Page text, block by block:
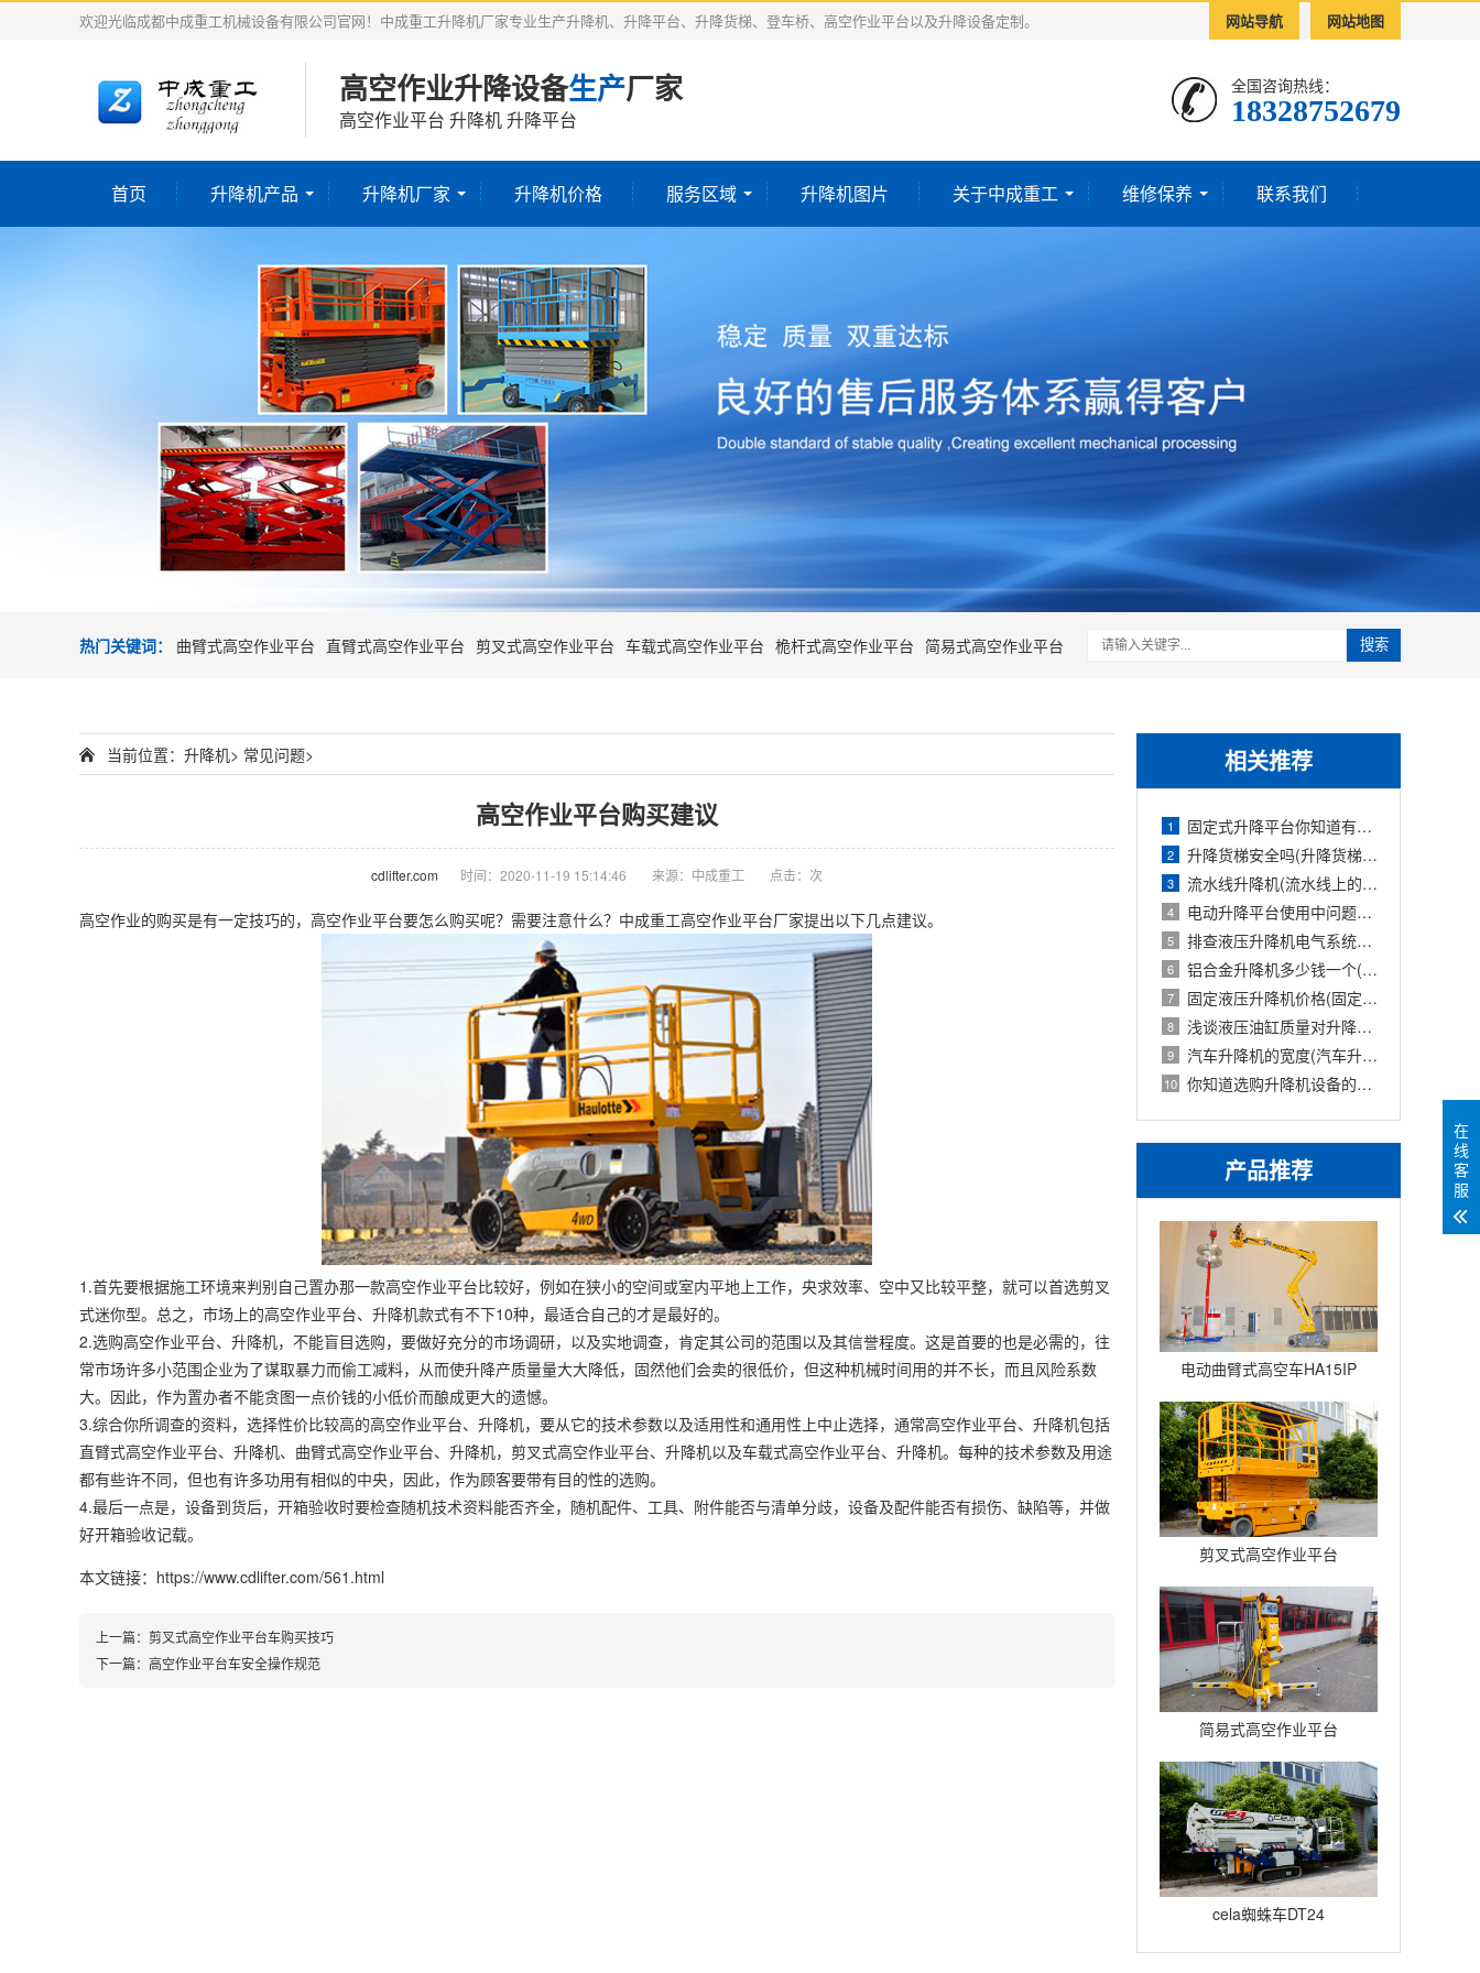
网站导航 网站地图
欢迎光临成都中成重工机械设备有限公司官网！中成重工升降机厂家专业生产升降机、升降平台、升降货梯、登车桥、高空作业平台以及升降设备定制。
高空作业升降设备生产厂家
高空作业平台 升降机 升降平台
全国咨询热线：
18328752679‬
首页 升降机产品 升降机厂家 升降机价格 服务区域 升降机图片 关于中成重工 维修保养 联系我们
热门关键词： 曲臂式高空作业平台 直臂式高空作业平台 剪叉式高空作业平台 车载式高空作业平台 桅杆式高空作业平台 简易式高空作业平台 搜索
相关推荐
1 固定式升降平台你知道有多少种升降方式
2 升降货梯安全吗(升降货梯的种类)
3 流水线升降机(流水线上的升降旋转机构
4 电动升降平台使用中问题检修防护要求
5 排查液压升降机电气系统故障的报告(液压
6 铝合金升降机多少钱一个(铝合金式升降机
7 固定液压升降机价格(固定式液压升降设备
8 浅谈液压油缸质量对升降机的使用影响
9 汽车升降机的宽度(汽车升降机重量)
10 你知道选购升降机设备的技巧吗英文(你知
产品推荐
电动曲臂式高空车HA15IP
剪叉式高空作业平台
Compact12
简易式高空作业平台
Quickup7
cela蜘蛛车DT24
当前位置： 升降机> 常见问题>
高空作业平台购买建议
cdlifter.com 时间：2020-11-19 15:14:46 来源：中成重工 点击： 次
高空作业的购买是有一定技巧的， 高空作业平台要怎么购买呢？需要注意什么？中成重工高空作业平台厂家提出以下几点建议。
1.首先要根据施工环境来判别自己置办那一款高空作业平台比较好，例如在狭小的空间或室内平地上工作，央求效率、空中又比较平整，就可以首选剪叉
式迷你型。总之，市场上的高空作业平台、 升降机款式有不下10种，最适合自己的才是最好的。
2.选购高空作业平台、升降机，不能盲目选购，要做好充分的市场调研，以及实地调查，肯定其公司的范围以及其信誉程度。这是首要的也是必需的，往
常市场许多小范围企业为了谋取暴力而偷工减料，从而使升降产质量量大大降低，固然他们会卖的很低价，但这种机械时间用的并不长，而且风险系数
大。因此，作为置办者不能贪图一点价钱的小低价而酿成更大的遗憾。
3.综合你所调查的资料，选择性价比较高的高空作业平台、升降机，要从它的技术参数以及适用性和通用性上中止选择，通常高空作业平台、升降机包括
直臂式高空作业平台、升降机、曲臂式高空作业平台、升降机，剪叉式高空作业平台、升降机以及车载式高空作业平台、升降机。每种的技术参数及用途
都有些许不同，但也有许多功用有相似的中央，因此，作为顾客要带有目的性的选购。
4.最后一点是，设备到货后，开箱验收时要检查随机技术资料能否齐全，随机配件、工具、附件能否与清单分歧，设备及配件能否有损伤、缺陷等，并做
好开箱验收记载。
本文链接：https://www.cdlifter.com/561.html
上一篇： 剪叉式高空作业平台车购买技巧
下一篇： 高空作业平台车安全操作规范
在
线
客
服